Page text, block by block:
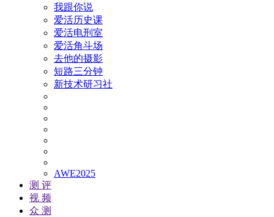
我跟你说
爱活历史课
爱活电刑室
爱活角斗场
去他的摄影
短路三分钟
新技术研习社
AWE2025
测 评
视 频
众 测